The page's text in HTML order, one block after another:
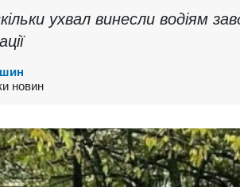
ухвал винесли водіям
новин